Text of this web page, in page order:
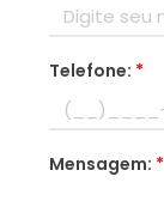
Telefone: *
Mensagem: *